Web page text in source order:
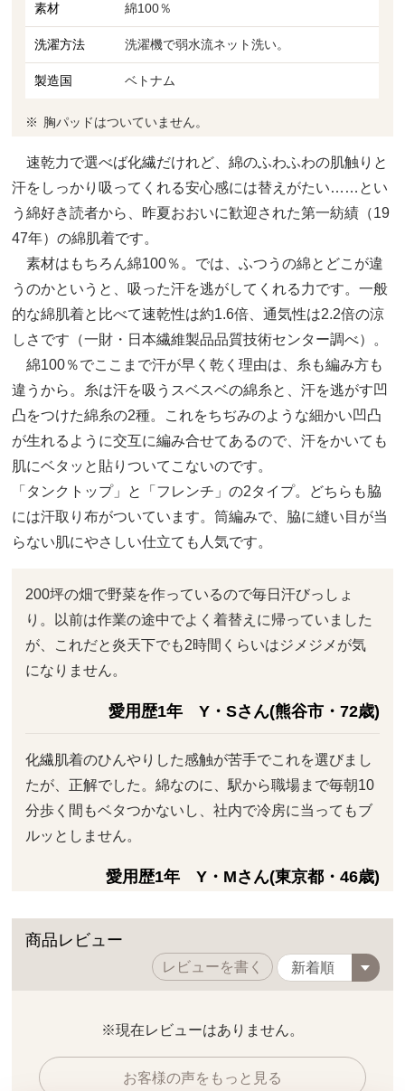
素材 綿100％
洗濯方法 洗濯機で弱水流ネット洗い。
製造国 ベトナム
胸パッドはついていません。
速乾力で選べば化繊だけれど、綿のふわふわの肌触りと
汗をしっかり吸ってくれる安心感には替えがたい……とい
う綿好き読者から、昨夏おおいに歓迎された第一紡績（19
47年）の綿肌着です。
素材はもちろん綿100％。では、ふつうの綿とどこが違
うのかというと、吸った汗を逃がしてくれる力です。一般
的な綿肌着と比べて速乾性は約1.6倍、通気性は2.2倍の涼
しさです（一財・日本繊維製品品質技術センター調べ）。
綿100％でここまで汗が早く乾く理由は、糸も編み方も
違うから。糸は汗を吸うスベスベの綿糸と、汗を逃がす凹
凸をつけた綿糸の2種。これをちぢみのような細かい凹凸
が生れるように交互に編み合せてあるので、汗をかいても
肌にベタッと貼りついてこないのです。
「タンクトップ」と「フレンチ」の2タイプ。どちらも脇
には汗取り布がついています。筒編みで、脇に縫い目が当
らない肌にやさしい仕立ても人気です。
200坪の畑で野菜を作っているので毎日汗びっしょ
り。以前は作業の途中でよく着替えに帰っていました
が、これだと炎天下でも2時間くらいはジメジメが気
になりません。
愛用歴1年 Y・Sさん(熊谷市・72歳)
化繊肌着のひんやりした感触が苦手でこれを選びまし
たが、正解でした。綿なのに、駅から職場まで毎朝10
分歩く間もベタつかないし、社内で冷房に当ってもブ
ルッとしません。
愛用歴1年 Y・Mさん(東京都・46歳)
商品レビュー
レビューを書く
※現在レビューはありません。
お客様の声をもっと見る